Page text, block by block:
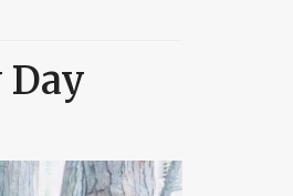
Day